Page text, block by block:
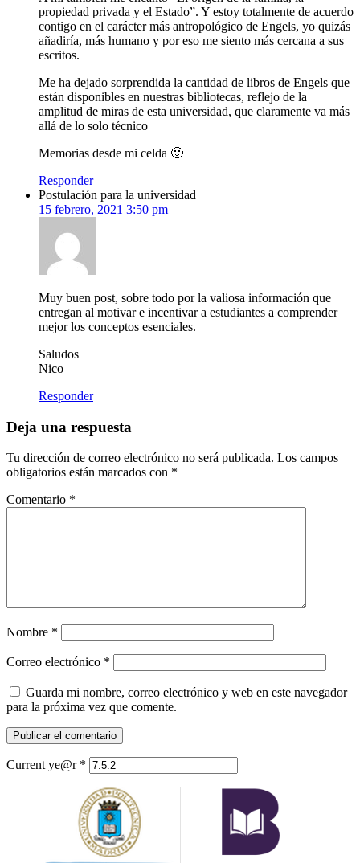
propiedad privada y el Estado”. Y estoy totalmente de acuerdo
contigo en el carácter más antropológico de Engels, yo quizás
añadiría, más humano y por eso me siento más cercana a sus
escritos.
Me ha dejado sorprendida la cantidad de libros de Engels que
están disponibles en nuestras bibliotecas, reflejo de la
amplitud de miras de esta universidad, que claramente va más
allá de lo solo técnico
Memorias desde mi celda 🙂
Responder
Postulación para la universidad
15 febrero, 2021 3:50 pm
Muy buen post, sobre todo por la valiosa información que
entregan al motivar e incentivar a estudiantes a comprender
mejor los conceptos esenciales.
Saludos
Nico
Responder
Deja una respuesta
Tu dirección de correo electrónico no será publicada. Los campos
obligatorios están marcados con *
Comentario *
Nombre *
Correo electrónico *
Guarda mi nombre, correo electrónico y web en este navegador
para la próxima vez que comente.
Current ye@r *